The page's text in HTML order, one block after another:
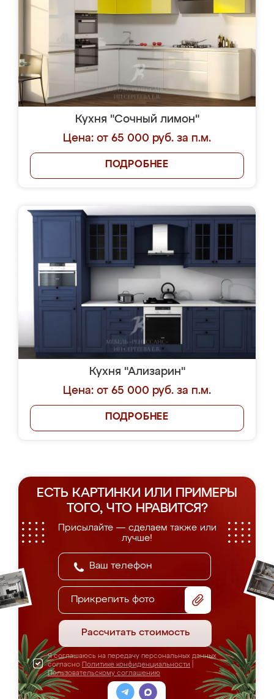
Кухня "Сочный лимон"
Цена: от 65 000 руб. за п.м.
ПОДРОБНЕЕ
Кухня "Ализарин"
Цена: от 65 000 руб. за п.м.
ПОДРОБНЕЕ
ЕСТЬ КАРТИНКИ ИЛИ ПРИМЕРЫ
ТОГО, ЧТО НРАВИТСЯ?
Присылайте — сделаем также или
лучше!
Прикрепить фото
Рассчитать стоимость
Я соглашаюсь на передачу персональных данных
согласно Политике конфиденциальности
Пользовательскому соглашению